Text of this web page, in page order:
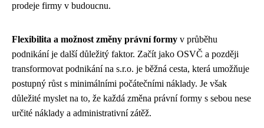
prodeje firmy v budoucnu.
Flexibilita a možnost změny právní formy v průběhu
podnikání je další důležitý faktor. Začít jako OSVČ a později
transformovat podnikání na s.r.o. je běžná cesta, která umožňuje
postupný růst s minimálními počátečními náklady. Je však
důležité myslet na to, že každá změna právní formy s sebou nese
určité náklady a administrativní zátěž.